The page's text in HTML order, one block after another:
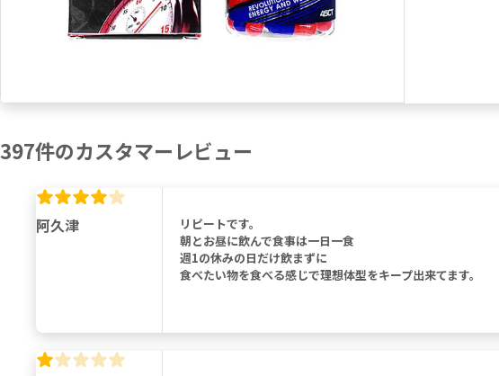
397件のカスタマーレビュー
阿久津
リピートです。
朝とお昼に飲んで食事は一日一食
週1の休みの日だけ飲まずに
食べたい物を食べる感じで理想体型をキープ出来てます。